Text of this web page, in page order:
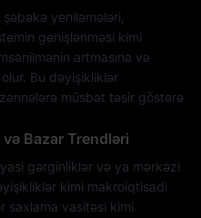
yeniləmələri,
genişlənməsi kimi
artmasına və
Bu dəyişikliklər
müsbət təsir göstərə
Bazar Trendləri
gərginliklər və ya mərkəzi
kimi makroiqtisadi
saxlama vasitəsi kimi